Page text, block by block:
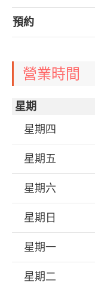
預約
營業時間
星期
星期四
星期五
星期六
星期日
星期一
星期二